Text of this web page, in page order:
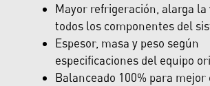
Mayor refrigeración, alarga la
todos los componentes del
Espesor, masa y peso según
especificaciones del equipo
Balanceado 100% para mejor